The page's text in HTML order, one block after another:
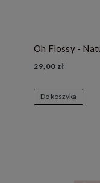
29,00 zł
Do koszyka